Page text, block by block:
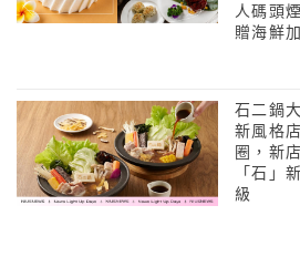
人碼頭
贈海鮮
石二鍋
新風格
圈，新
「石」
級